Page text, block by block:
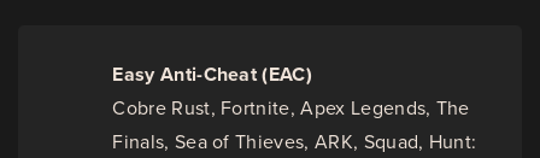
Easy Anti-Cheat (EAC)
Cobre Rust, Fortnite, Apex Legends, The
Finals, Sea of Thieves, ARK, Squad, Hunt: